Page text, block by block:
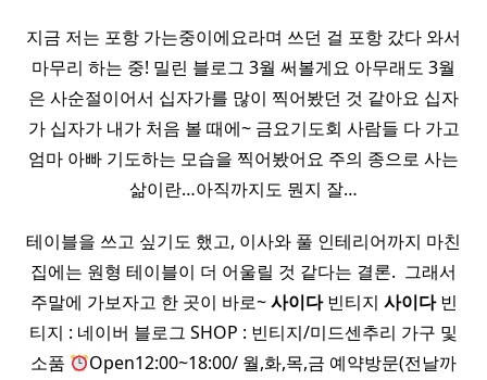
지금 저는 포항 가는중이에요라며 쓰던 걸 포항 갔다 와서
마무리 하는 중! 밀린 블로그 3월 써볼게요 아무래도 3월
은 사순절이어서 십자가를 많이 찍어봤던 것 같아요 십자
가 십자가 내가 처음 볼 때에~ 금요기도회 사람들 다 가고
엄마 아빠 기도하는 모습을 찍어봤어요 주의 종으로 사는
삶이란…아직까지도 뭔지 잘…
테이블을 쓰고 싶기도 했고, 이사와 풀 인테리어까지 마친
집에는 원형 테이블이 더 어울릴 것 같다는 결론. ​ 그래서
주말에 가보자고 한 곳이 바로~사이다빈티지 사이다빈
티지 : 네이버 블로그 SHOP : 빈티지/미드센추리 가구 및
소품
Open12:00~18:00/ 월,화,목,금 예약방문(전날까